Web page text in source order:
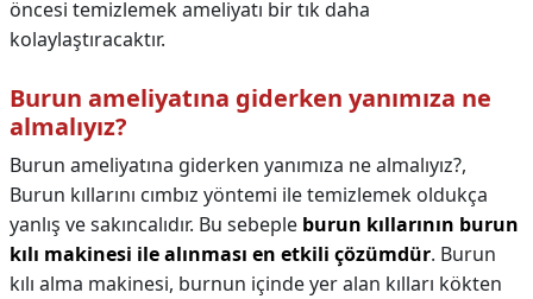
öncesi temizlemek ameliyatı bir tık daha
kolaylaştıracaktır.
Burun ameliyatına giderken yanımıza ne
almalıyız?
Burun ameliyatına giderken yanımıza ne almalıyız?,
Burun kıllarını cımbız yöntemi ile temizlemek oldukça
yanlış ve sakıncalıdır. Bu sebeple burun kıllarının burun
kılı makinesi ile alınması en etkili çözümdür. Burun
kılı alma makinesi, burnun içinde yer alan kılları kökten